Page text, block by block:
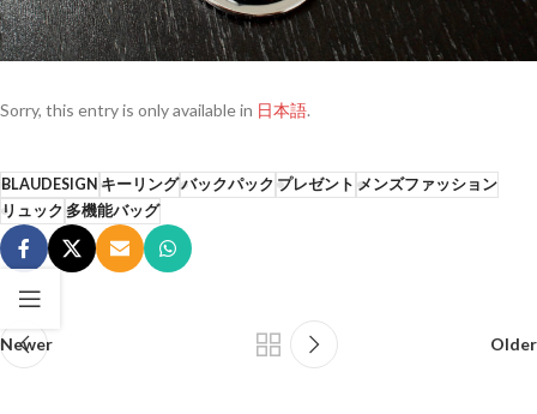
Sorry, this entry is only available in 日本語.
BLAUDESIGN キーリングバックパック プレゼント メンズファッション
リュック 多機能バッグ
Newer Older